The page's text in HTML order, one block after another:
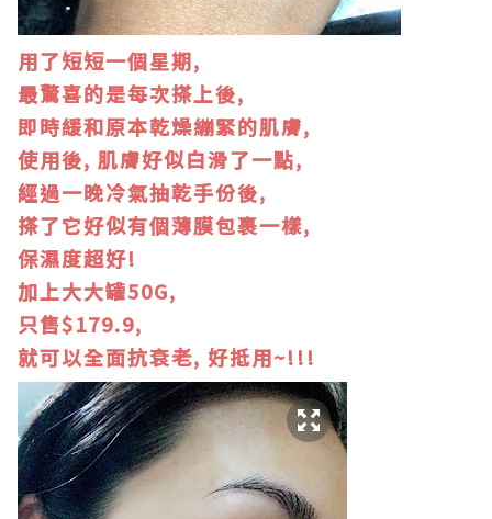
用了短短一個星期,
最驚喜的是每次搽上後,
即時緩和原本乾燥繃緊的肌膚,
使用後, 肌膚好似白滑了一點,
經過一晚冷氣抽乾手份後,
搽了它好似有個薄膜包裹一樣,
保濕度超好!
加上大大罐50G,
只售$179.9,
就可以全面抗衰老, 好抵用~!!!